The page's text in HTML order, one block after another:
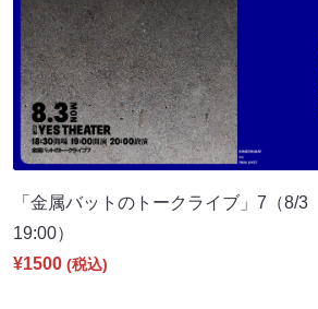
「金属バットのトークライブ」7（8/3
19:00）
¥1500 (税込)